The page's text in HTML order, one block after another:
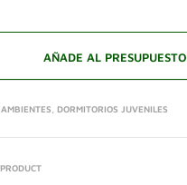
AÑADE AL PRESUPUESTO
AMBIENTES DORMITORIOS JUVENILES